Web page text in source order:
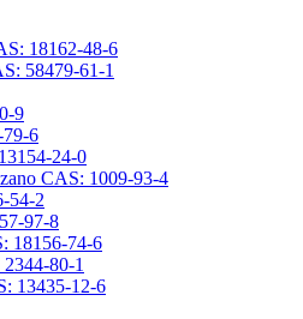
18162-48-6
58479-61-1
9
6
24-0
CAS: 1009-93-4
54-2
97-8
18156-74-6
80-1
13435-12-6